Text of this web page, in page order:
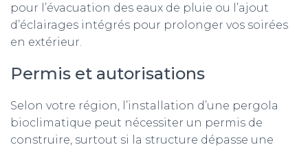
pour l’évacuation des eaux de pluie ou l’ajout
d’éclairages intégrés pour prolonger vos soirées
en extérieur.
Permis et autorisations
Selon votre région, l’installation d’une pergola
bioclimatique peut nécessiter un permis de
construire, surtout si la structure dépasse une